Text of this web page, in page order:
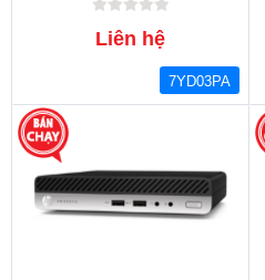
Liên hệ
7YD03PA